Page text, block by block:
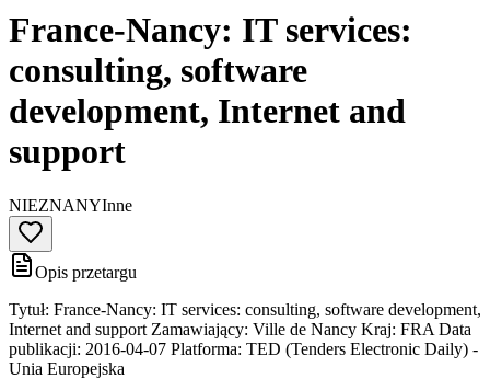
France-Nancy: IT services:
consulting, software
development, Internet and
support
NIEZNANYInne
Opis przetargu
Tytuł: France-Nancy: IT services: consulting, software development,
Internet and support Zamawiający: Ville de Nancy Kraj: FRA Data
publikacji: 2016-04-07 Platforma: TED (Tenders Electronic Daily) -
Unia Europejska